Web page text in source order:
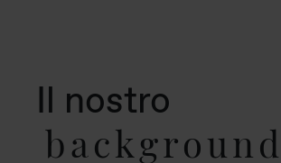
Il nostro
background